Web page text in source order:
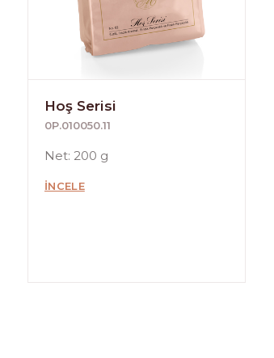
Hoş Serisi
0P.010050.11
Net: 200 g
İNCELE